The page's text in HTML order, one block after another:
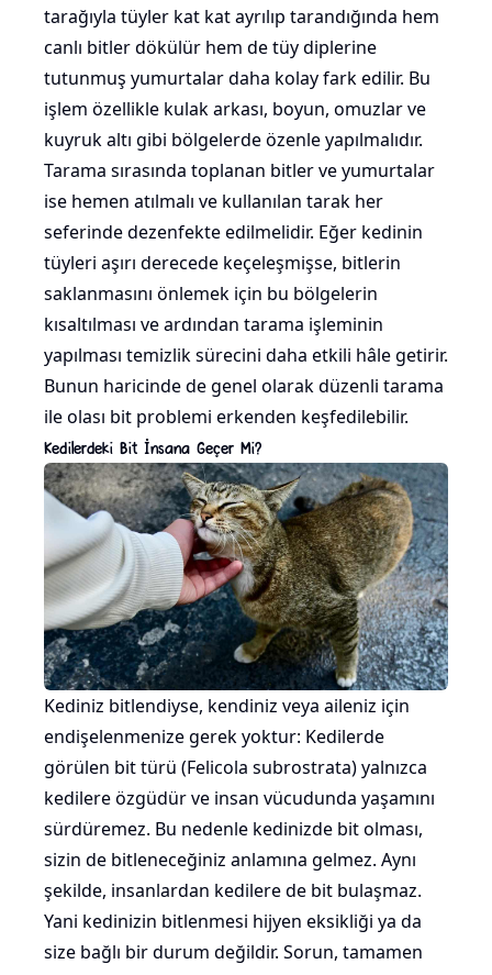
tarağıyla tüyler kat kat ayrılıp tarandığında hem
canlı bitler dökülür hem de tüy diplerine
tutunmuş yumurtalar daha kolay fark edilir. Bu
işlem özellikle kulak arkası, boyun, omuzlar ve
kuyruk altı gibi bölgelerde özenle yapılmalıdır.
Tarama sırasında toplanan bitler ve yumurtalar
ise hemen atılmalı ve kullanılan tarak her
seferinde dezenfekte edilmelidir. Eğer kedinin
tüyleri aşırı derecede keçeleşmişse, bitlerin
saklanmasını önlemek için bu bölgelerin
kısaltılması ve ardından tarama işleminin
yapılması temizlik sürecini daha etkili hâle getirir.
Bunun haricinde de genel olarak düzenli tarama
ile olası bit problemi erkenden keşfedilebilir.
Kedilerdeki Bit İnsana Geçer Mi?
Kediniz bitlendiyse, kendiniz veya aileniz için
endişelenmenize gerek yoktur: Kedilerde
görülen bit türü (Felicola subrostrata) yalnızca
kedilere özgüdür ve insan vücudunda yaşamını
sürdüremez. Bu nedenle kedinizde bit olması,
sizin de bitleneceğiniz anlamına gelmez. Aynı
şekilde, insanlardan kedilere de bit bulaşmaz.
Yani kedinizin bitlenmesi hijyen eksikliği ya da
size bağlı bir durum değildir. Sorun, tamamen